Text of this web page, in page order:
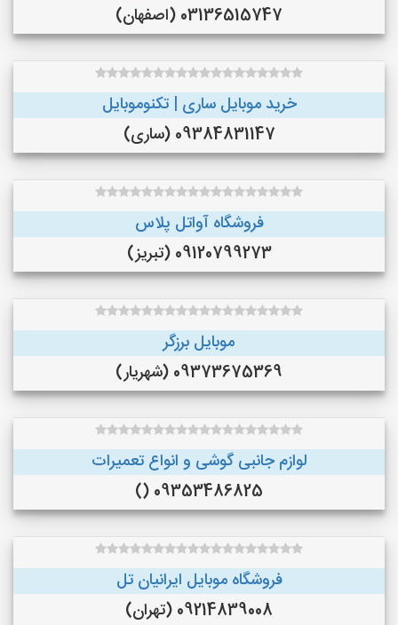
03136515747 (اصفهان)
خرید موبایل ساری | تکنوموبایل
09384831147 (ساری)
فروشگاه آواتل پلاس
09120799273 (تبریز)
موبایل برزگر
09373675369 (شهریار)
لوازم جانبی گوشی و انواع تعمیرات
09353486825 ()
فروشگاه موبایل ایرانیان تل
09214839008 (تهران)